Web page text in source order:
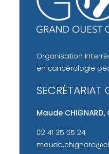
Organisation
en cancérologie
SECRÉTARIAT
Maude CHIGNARD,
02 41 35 65 24